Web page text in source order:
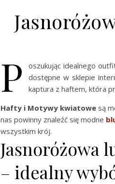
P oszukując idealnego
dostępne w sklepie
kaptura z haftem, która
Hafty i Motywy kwiatowe są
nas powinny znaleźć się modne
wszystkim krój.
Jasnoróżowa
– idealny